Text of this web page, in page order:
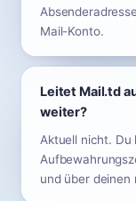
Mail-Konto.
Leitet Mail.td
weiter?
Aktuell nicht.
und über deinen